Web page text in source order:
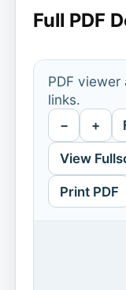
Full PDF
PDF
links.
− +
View
Print PDF